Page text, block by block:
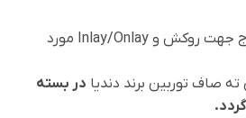
این فرز در آماده سازی تاج جهت روکش و Inlay/Onlay مورد
صاف توربین برند دندیا در بسته